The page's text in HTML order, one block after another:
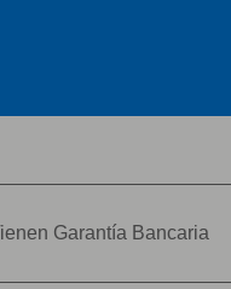
Garantía Bancaria